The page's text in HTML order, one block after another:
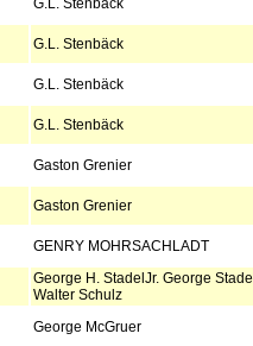
G.L. Stenbäck
G.L. Stenbäck
G.L. Stenbäck
G.L. Stenbäck
Gaston Grenier
Gaston Grenier
GENRY MOHRSACHLADT
George H. StadelJr. George Stadel
Walter Schulz
George McGruer